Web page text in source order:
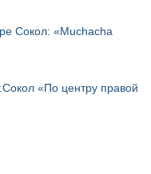
Сокол: «Muchacha
«По центру правой